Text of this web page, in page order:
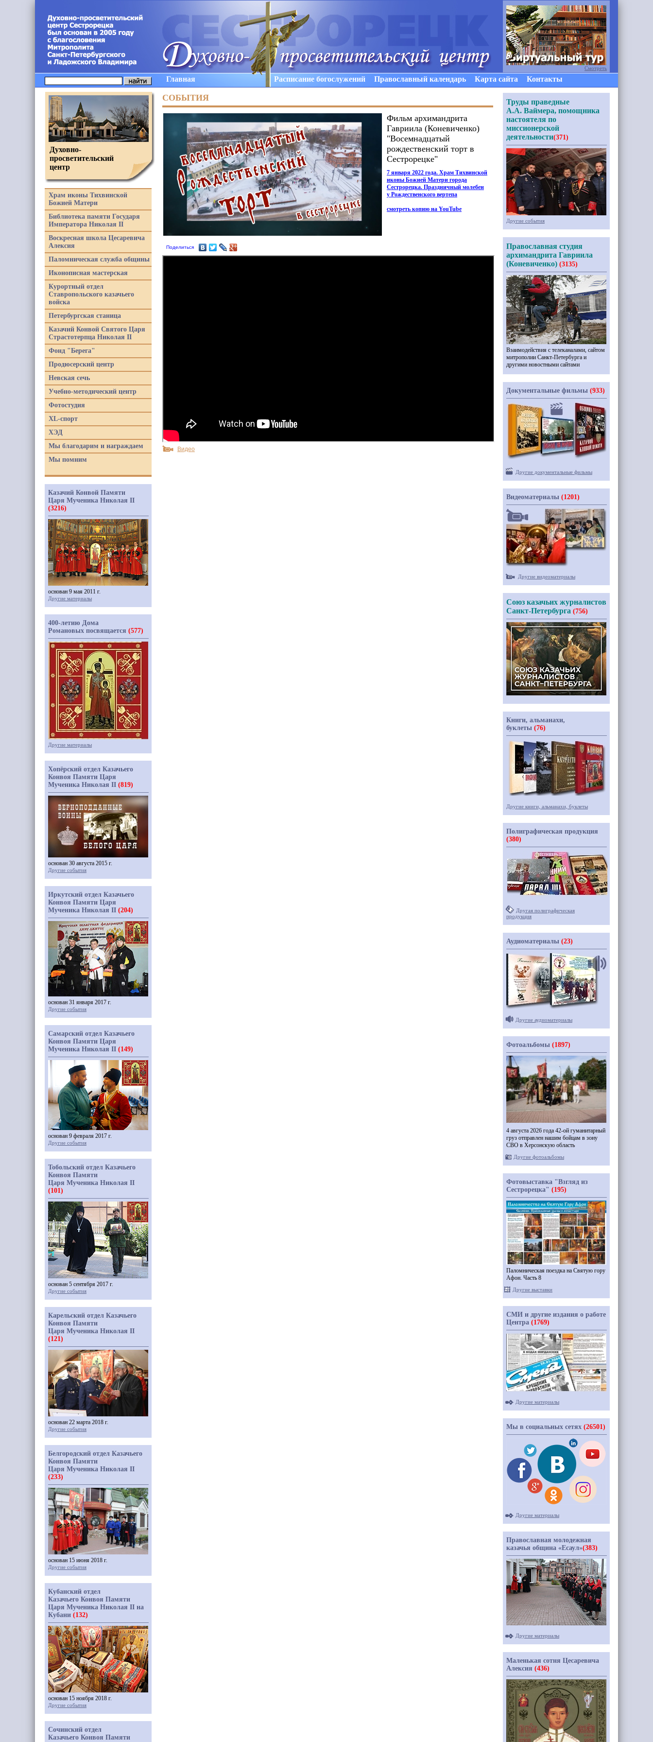
Главная Расписание богослужений Православный календарь Карта сайта Контакты
СОБЫТИЯ
Поделиться
Фильм архимандрита
Гавриила (Коневиченко)
"Восемнадцатый
рождественский торт в
Сестрорецке"
7 января 2022 года. Храм Тихвинской
иконы Божией Матери города
Сестрорецка. Праздничный молебен
у Рождественского вертепа
смотреть копию на YouTube
Видео
Духовно-
просветительский
центр
Храм иконы Тихвинской
Божией Матери
Библиотека памяти Государя
Императора Николая II
Воскресная школа Цесаревича
Алексия
Паломническая служба общины
Иконописная мастерская
Курортный отдел
Ставропольского казачьего
войска
Петербургская станица
Казачий Конвой Святого Царя
Страстотерпца Николая II
Фонд "Берега"
Продюсерский центр
Невская сечь
Учебно-методический центр
Фотостудия
XL-спорт
ХЭД
Мы благодарим и награждаем
Мы помним
Казачий Конвой Памяти
Царя Мученика Николая II
(3216)
основан 9 мая 2011 г.
Другие материалы
400-летию Дома
Романовых посвящается (577)
Другие материалы
Хопёрский отдел Казачьего
Конвоя Памяти Царя
Мученика Николая II (819)
основан 30 августа 2015 г.
Другие события
Иркутский отдел Казачьего
Конвоя Памяти Царя
Мученика Николая II (204)
основан 31 января 2017 г.
Другие события
Самарский отдел Казачьего
Конвоя Памяти Царя
Мученика Николая II (149)
основан 9 февраля 2017 г.
Другие события
Тобольский отдел Казачьего
Конвоя Памяти
Царя Мученика Николая II
(101)
основан 5 сентября 2017 г.
Другие события
Карельский отдел Казачьего
Конвоя Памяти
Царя Мученика Николая II
(121)
основан 22 марта 2018 г.
Другие события
Белгородский отдел Казачьего
Конвоя Памяти
Царя Мученика Николая II
(233)
основан 15 июня 2018 г.
Другие события
Кубанский отдел
Казачьего Конвоя Памяти
Царя Мученика Николая II на
Кубани (132)
основан 15 ноября 2018 г.
Другие события
Сочинский отдел
Казачьего Конвоя Памяти
Смотреть
Труды праведные
А.А. Ваймера, помощника
настоятеля по
миссионерской
деятельности(371)
Другие события
Православная студия
архимандрита Гавриила
(Коневиченко) (3135)
Взаимодействия с телеканалами, сайтом
митрополии Санкт-Петербурга и
другими новостными сайтами
Документальные фильмы (933)
Другие документальные фильмы
Видеоматериалы (1201)
Другие видеоматериалы
Союз казачьих журналистов
Санкт-Петербурга (756)
Книги, альманахи,
буклеты (76)
Другие книги, альманахи, буклеты
Полиграфическая продукция
(380)
Другая полиграфическая
продукция
Аудиоматериалы (23)
Другие аудиоматериалы
Фотоальбомы (1897)
4 августа 2026 года 42-ой гуманитарный
груз отправлен нашим бойцам в зону
СВО в Херсонскую область
Другие фотоальбомы
Фотовыставка "Взгляд из
Сестрорецка" (195)
Паломническая поездка на Святую гору
Афон. Часть 8
Другие выставки
СМИ и другие издания о работе
Центра (1769)
Другие материалы
Мы в социальных сетях (26501)
Другие материалы
Православная молодежная
казачья община «Есаул»(383)
Другие материалы
Маленькая сотня Цесаревича
Алексия (436)